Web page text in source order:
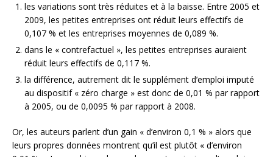
les variations sont très réduites et à la baisse. Entre 2005 et
2009, les petites entreprises ont réduit leurs effectifs de
0,107 % et les entreprises moyennes de 0,089 %.
dans le « contrefactuel », les petites entreprises auraient
réduit leurs effectifs de 0,117 %.
la différence, autrement dit le supplément d’emploi imputé
au dispositif « zéro charge » est donc de 0,01 % par rapport
à 2005, ou de 0,0095 % par rapport à 2008.
Or, les auteurs parlent d’un gain « d’environ 0,1 % » alors que
leurs propres données montrent qu’il est plutôt « d’environ